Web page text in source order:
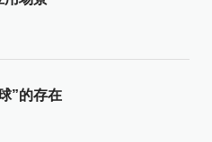
”的存在